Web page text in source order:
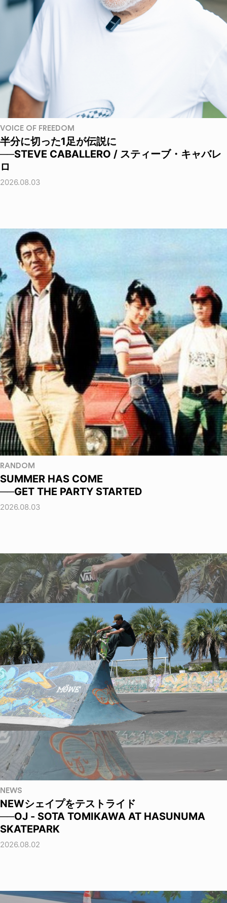
VOICE OF FREEDOM
半分に切った1足が伝説に
──STEVE CABALLERO / スティーブ・キャバレ
ロ
2026.08.03
RANDOM
SUMMER HAS COME
──GET THE PARTY STARTED
2026.08.03
NEWS
NEWシェイプをテストライド
──OJ - SOTA TOMIKAWA AT HASUNUMA
SKATEPARK
2026.08.02